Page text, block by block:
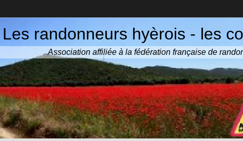
Les randonneurs hyèrois - les
Association affiliée à la fédération française de